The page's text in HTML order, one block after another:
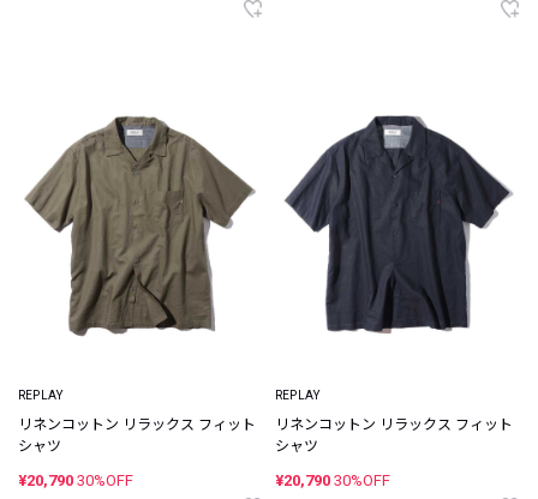
REPLAY
リネンコットン リラックス フィット
シャツ
¥20,790 30%OFF
REPLAY
リネンコットン リラックス フィット
シャツ
¥20,790 30%OFF